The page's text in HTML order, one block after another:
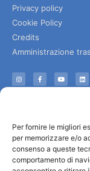
Per fornire le migliori
per memorizzare e/o
consenso a queste
comportamento di
Privacy policy
Cookie Policy
Credits
Amministrazione
Servizi utili
Download brochures